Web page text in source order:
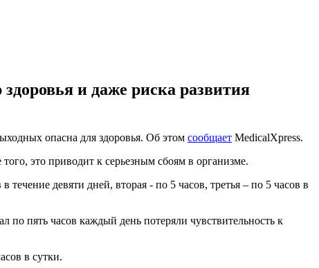
и даже риска развития
опасна для здоровья. Об этом сообщает MedicalXpress.
это приводит к серьезным сбоям в организме.
течение девяти дней, вторая - по 5 часов, третья – по 5 часов в
по пять часов каждый день потеряли чувствительность к
в сутки.